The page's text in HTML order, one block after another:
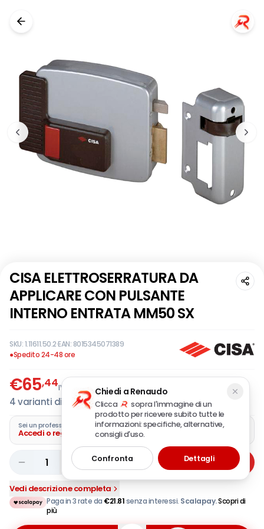
CISA ELETTROSERRATURA DA
APPLICARE CON PULSANTE
INTERNO ENTRATA MM50 SX
SKU:1.11611.50.2·EAN: 8015345071389
●Spedito 24-48 ore
€65,44IVA incl.
4varianti disponibili
Sei un professionista?
Accedi o registra la tua azienda
1 Aggiungi
Vedi descrizione completa
Paga in 3 rate da €21.81senza interessi. Scalapay.Scopri di
più
Chiedi a Renaudo
Clicca
sopra l'immagine di un
prodotto per ricevere subito tutte le
informazioni: specifiche, alternative,
consigli d'uso.
Confronta Dettagli